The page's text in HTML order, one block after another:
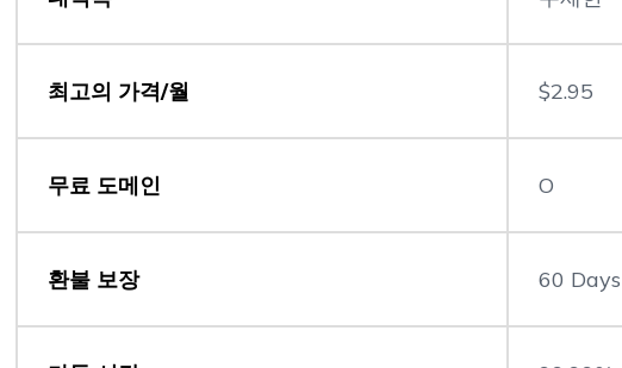
최고의 가격/월 $2.95
무료 도메인 O
환불 보장 60 Days